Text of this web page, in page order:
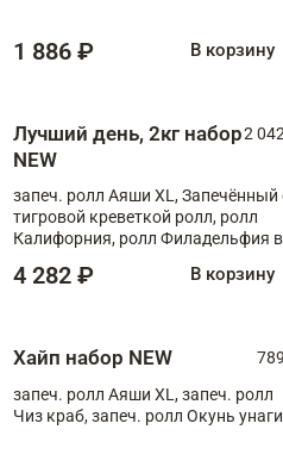
1 886 ₽ В корзину
Лучший день, 2кг набор
NEW
2
запеч. ролл Аяши XL, Запечённый
тигровой креветкой ролл, ролл
Калифорния, ролл Филадельфия в
запеч. ролл Моцарелломания, ролл
4 282 ₽ В корзину
Хайп набор NEW
запеч. ролл Аяши XL, запеч. ролл
Чиз краб, запеч. ролл Окунь унаги